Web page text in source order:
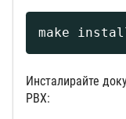
make
Инсталирайте
PBX: